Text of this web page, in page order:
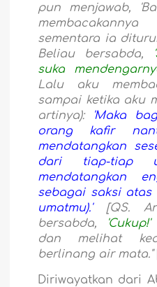
pun menjawab,
sementara ia
Beliau bersabda,
suka
Lalu aku
sampai ketika aku
artinya):
'Maka
orang kafir
mendatangkan
dari tiap-tiap
mendatangkan
sebagai saksi atas
umatmu).'[QS.
bersabda, 'Cukup!'
dan melihat
berlinang air mata."
Diriwayatkan dari